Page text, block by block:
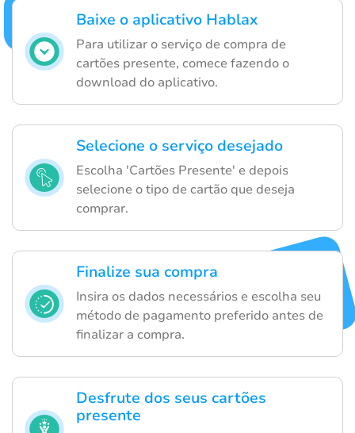
Baixe o aplicativo Hablax
Para utilizar o serviço de compra de
cartões presente, comece fazendo o
download do aplicativo.
Selecione o serviço desejado
Escolha 'Cartões Presente' e depois
selecione o tipo de cartão que deseja
comprar.
Finalize sua compra
Insira os dados necessários e escolha seu
método de pagamento preferido antes de
finalizar a compra.
Desfrute dos seus cartões
presente